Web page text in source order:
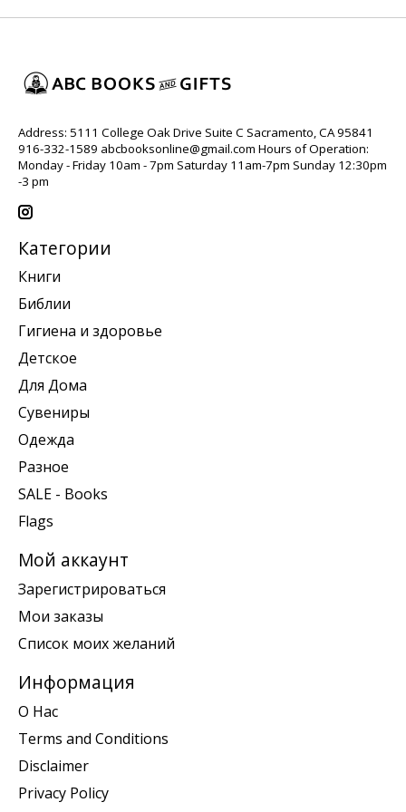
Address: 5111 College Oak Drive Suite C Sacramento, CA 95841
916-332-1589 abcbooksonline@gmail.com Hours of Operation:
Monday - Friday 10am - 7pm Saturday 11am-7pm Sunday 12:30pm
-3 pm
Категории
Книги
Библии
Гигиена и здоровье
Детское
Для Дома
Сувениры
Одежда
Разное
SALE - Books
Flags
Мой аккаунт
Зарегистрироваться
Мои заказы
Список моих желаний
Информация
О Нас
Terms and Conditions
Disclaimer
Privacy Policy